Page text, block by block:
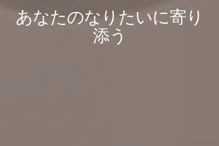
あなたのなりたいに寄り
添う